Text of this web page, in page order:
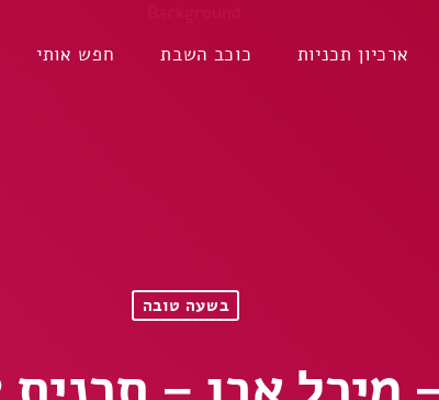
חפש אותי כוכב השבת ארכיון תכניות
בשעה טובה